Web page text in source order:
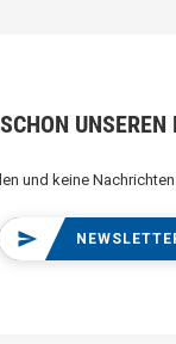
UNSEREN
und keine